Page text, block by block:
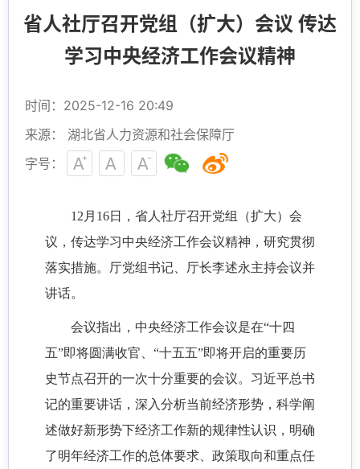
省人社厅召开党组（扩大）会议 传达
学习中央经济工作会议精神
时间：2025-12-16 20:49
来源： 湖北省人力资源和社会保障厅
字号：
12月16日，省人社厅召开党组（扩大）会
议，传达学习中央经济工作会议精神，研究贯彻
落实措施。厅党组书记、厅长李述永主持会议并
讲话。
会议指出，中央经济工作会议是在“十四
五”即将圆满收官、“十五五”即将开启的重要历
史节点召开的一次十分重要的会议。习近平总书
记的重要讲话，深入分析当前经济形势，科学阐
述做好新形势下经济工作新的规律性认识，明确
了明年经济工作的总体要求、政策取向和重点任